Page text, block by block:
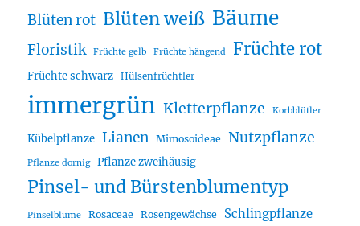
Blüten rot Blüten weiß Bäume
Floristik Früchte gelb Früchte hängend Früchte rot
Früchte schwarz Hülsenfrüchtler
immergrün Kletterpflanze Korbblütler
Kübelpflanze Lianen Mimosoideae Nutzpflanze
Pflanze dornig Pflanze zweihäusig
Pinsel- und Bürstenblumentyp
Pinselblume Rosaceae Rosengewächse Schlingpflanze